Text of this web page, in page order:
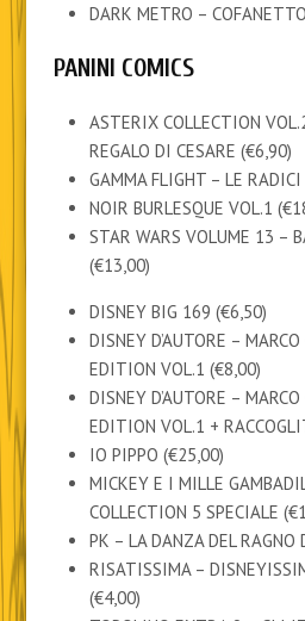
DARK METRO –
PANINI COMICS
ASTERIX COLLECTION
REGALO DI CESARE (€6,90)
GAMMA FLIGHT – LE
NOIR BURLESQUE VOL.1
STAR WARS VOLUME 13 –
(€13,00)
DISNEY BIG 169 (€6,50)
DISNEY D’AUTORE –
EDITION VOL.1 (€8,00)
DISNEY D’AUTORE –
EDITION VOL.1 +
IO PIPPO (€25,00)
MICKEY E I MILLE
COLLECTION 5 SPECIALE
PK – LA DANZA DEL RAGNO
RISATISSIMA –
(€4,00)